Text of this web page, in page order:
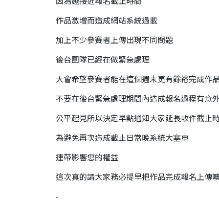
作品激增而造成網站系統過載
加上不少參賽者上傳出現不同問題
後台團隊已經在做緊急處理
大會希望參賽者能在這個週末更有餘裕完成作
不要在後台緊急處理期間內造成報名過程有意
公平起見所以決定早點通知大家延長收件截止
為避免再次造成截止日當晚系統大塞車
連帶影響您的權益
這次真的請大家務必提早把作品完成報名上傳噢
-